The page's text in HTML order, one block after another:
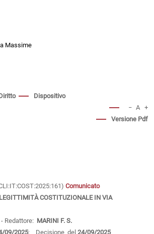
Dispositivo
− A +
Versione Pdf
Comunicato
COSTITUZIONALE IN VIA
- Redattore: MARINI F. S.
09/2025; Decisione del 24/09/2025